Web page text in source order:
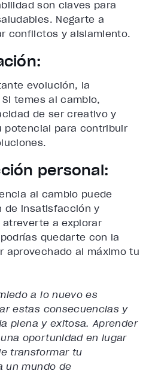
son claves para
Negarte a
conflictos y aislamiento.
evolución, la
temes al cambio,
de ser creativo y
potencial para contribuir
personal:
al cambio puede
de insatisfacción y
a explorar
quedarte con la
aprovechado al máximo tu
a lo nuevo es
estas consecuencias y
plena y exitosa. Aprender
oportunidad en lugar
transformar tu
un mundo de